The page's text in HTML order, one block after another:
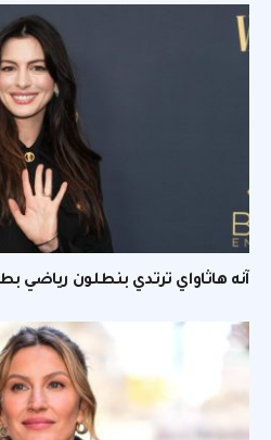
آنه هاثاواي ترتدي بنطلون رياضي